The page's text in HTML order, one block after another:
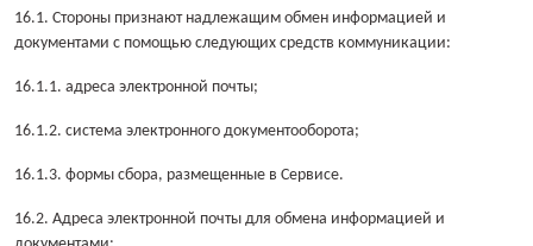
16.1. Стороны признают надлежащим обмен информацией и
документами с помощью следующих средств коммуникации:
16.1.1. адреса электронной почты;
16.1.2. система электронного документооборота;
16.1.3. формы сбора, размещенные в Сервисе.
16.2. Адреса электронной почты для обмена информацией и